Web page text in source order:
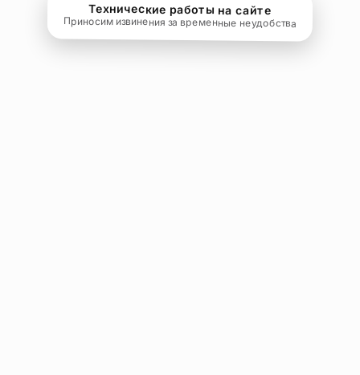
Технические работы на сайте
Приносим извинения за временные неудобства